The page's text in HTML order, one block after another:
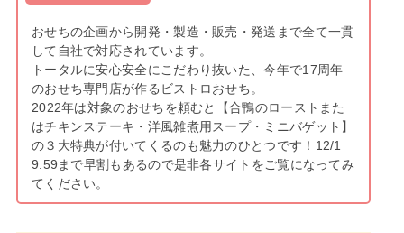
おせちの企画から開発・製造・販売・発送まで全て一貫
して自社で対応されています。
トータルに安心安全にこだわり抜いた、今年で17周年
のおせち専門店が作るビストロおせち。
2022年は対象のおせちを頼むと【合鴨のローストまた
はチキンステーキ・洋風雑煮用スープ・ミニバゲット】
の３大特典が付いてくるのも魅力のひとつです！12/1
9:59まで早割もあるので是非各サイトをご覧になってみ
てください。